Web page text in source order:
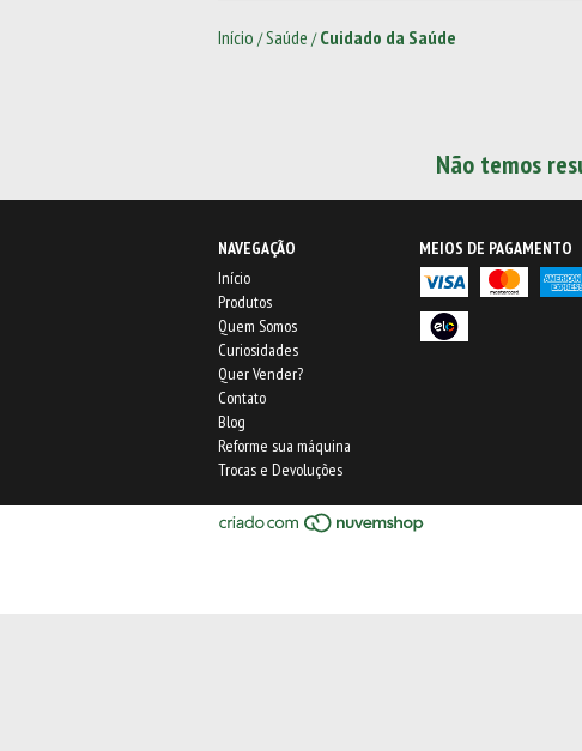
Início /Saúde / Cuidado da Saúde
Não temos
NAVEGAÇÃO
Início
Produtos
Quem Somos
Curiosidades
Quer Vender?
Contato
Blog
Reforme sua máquina
Trocas e Devoluções
MEIOS DE PAGAMENTO